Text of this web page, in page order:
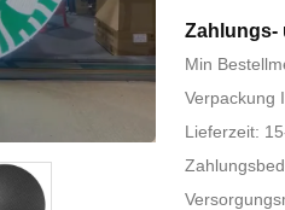
Zahlungs-
Min
Verpackung
Lieferzeit: